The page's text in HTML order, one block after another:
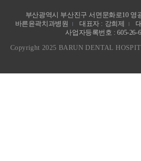
부산광역시 부산진구 서면문화로10 영
바른윤곽치과병원
대표자 : 강희제
사업자등록번호 : 605-26-
Copyright 2025 BARUN DENTAL